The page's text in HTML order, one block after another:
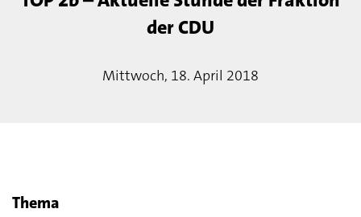
der CDU
Mittwoch, 18. April 2018
Thema